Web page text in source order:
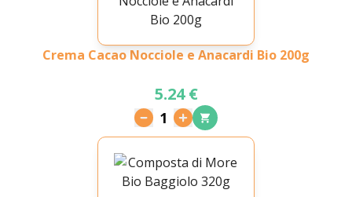
Crema Cacao Nocciole e Anacardi Bio 200g
5.24 €
1